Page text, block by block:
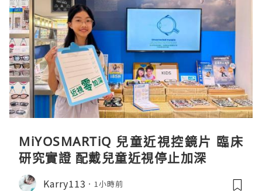
MiYOSMARTiQ 兒童近視控鏡片 臨床
研究實證 配戴兒童近視停止加深
Karry113 1小時前